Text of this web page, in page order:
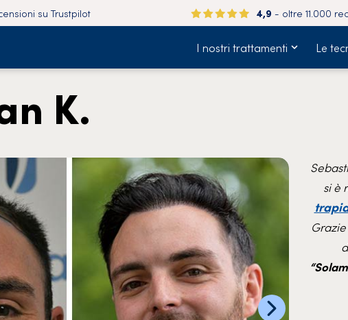
su Trustpilot 4,9 - oltre 11.000
I nostri trattamenti Le
K.
si è